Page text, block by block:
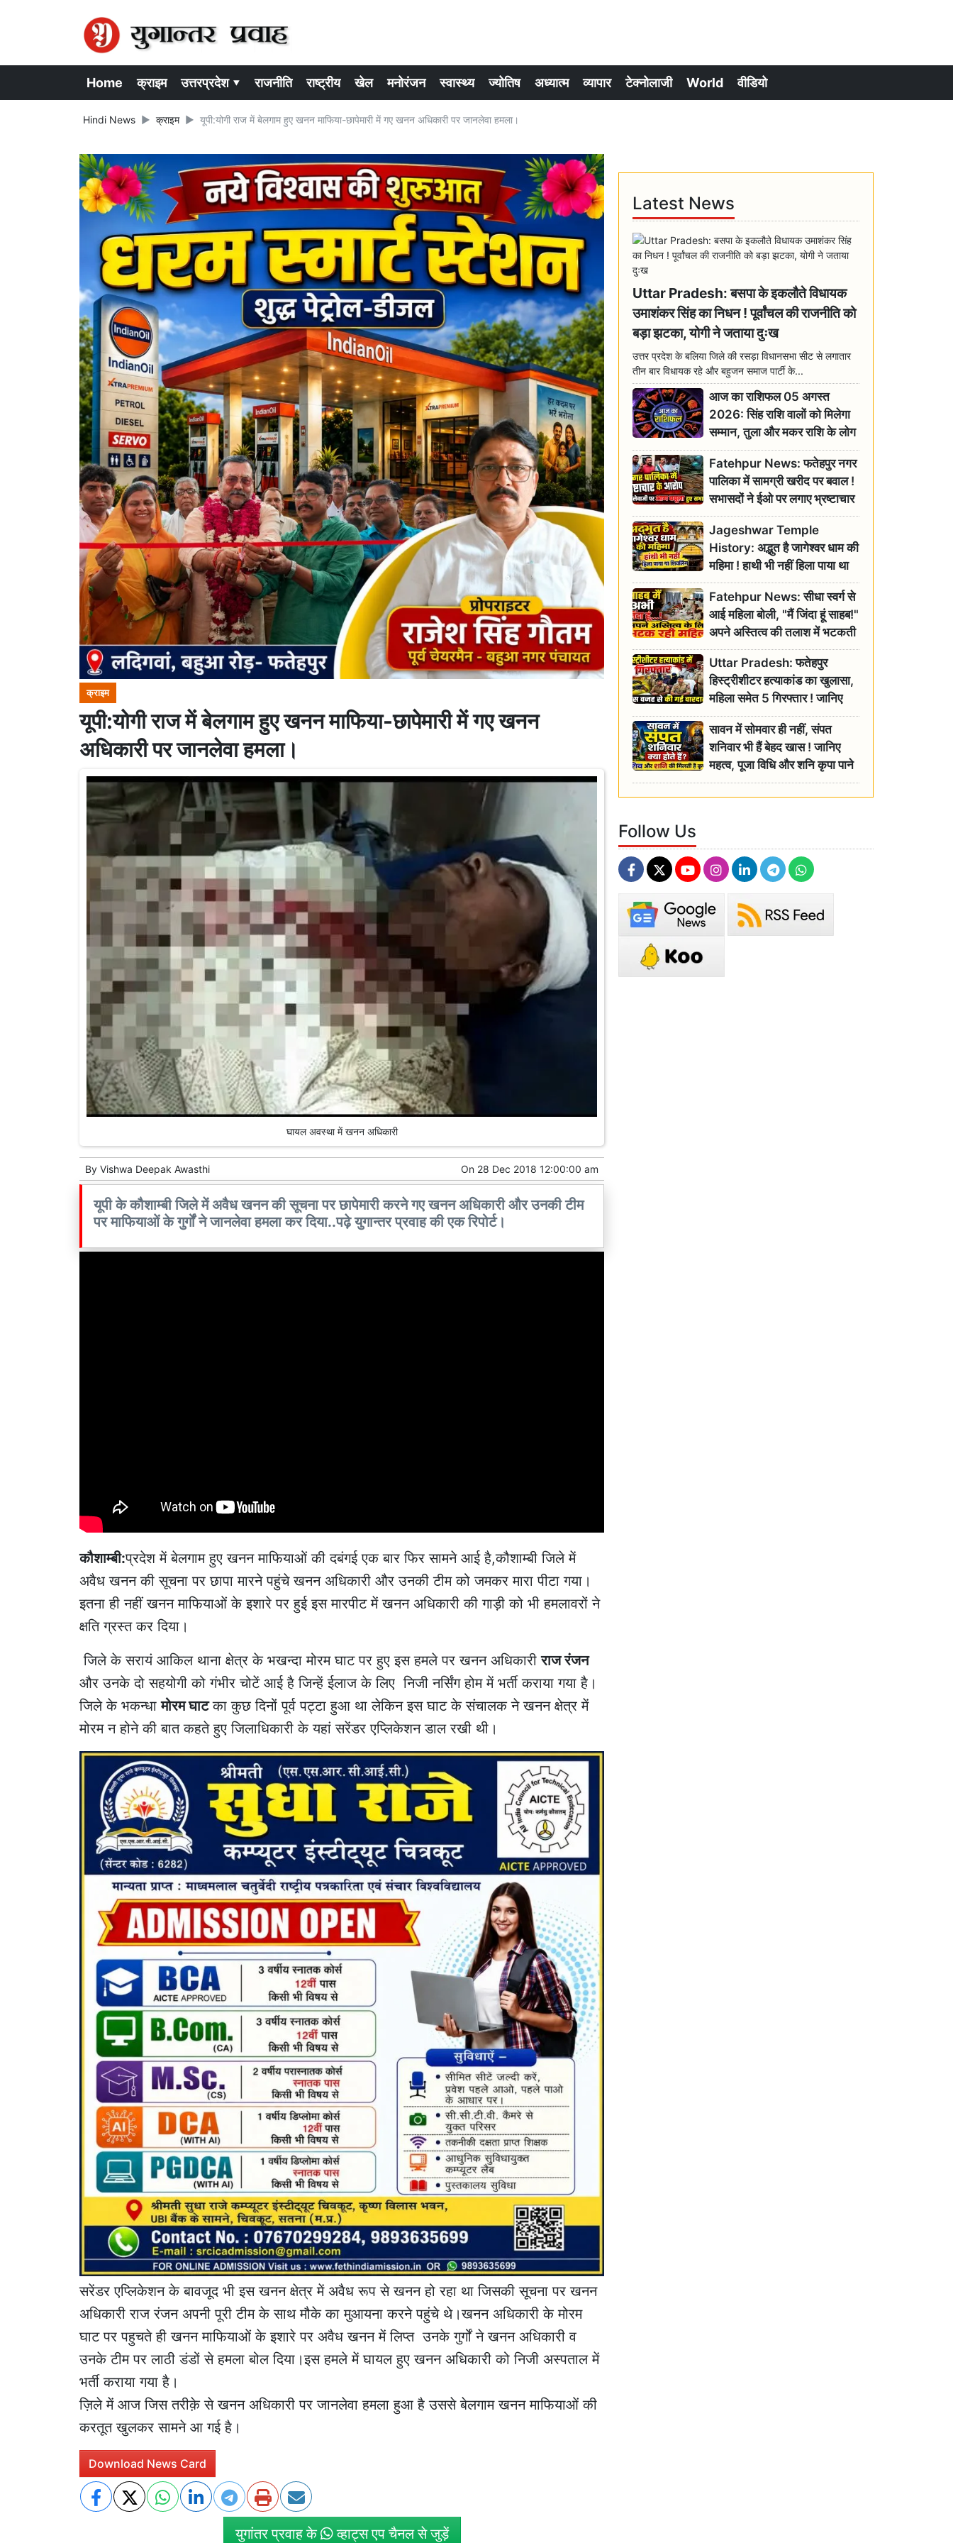
Home क्राइम उत्तरप्रदेश ▾ राजनीति राष्ट्रीय खेल मनोरंजन स्वास्थ्य ज्योतिष अध्यात्म व्यापार टेक्नोलाजी World वीडियो
Hindi News क्राइम यूपी:योगी राज में बेलगाम हुए खनन माफिया-छापेमारी में गए खनन अधिकारी पर जानलेवा हमला।
क्राइम
यूपी:योगी राज में बेलगाम हुए खनन माफिया-छापेमारी में गए खनन
अधिकारी पर जानलेवा हमला।
घायल अवस्था में खनन अधिकारी
By Vishwa Deepak Awasthi On 28 Dec 2018 12:00:00 am
यूपी के कौशाम्बी जिले में अवैध खनन की सूचना पर छापेमारी करने गए खनन अधिकारी और उनकी टीम
पर माफियाओं के गुर्गों ने जानलेवा हमला कर दिया..पढ़े युगान्तर प्रवाह की एक रिपोर्ट।
कौशाम्बी:प्रदेश में बेलगाम हुए खनन माफियाओं की दबंगई एक बार फिर सामने आई है,कौशाम्बी जिले में
अवैध खनन की सूचना पर छापा मारने पहुंचे खनन अधिकारी और उनकी टीम को जमकर मारा पीटा गया।
इतना ही नहीं खनन माफियाओं के इशारे पर हुई इस मारपीट में खनन अधिकारी की गाड़ी को भी हमलावरों ने
क्षति ग्रस्त कर दिया।
जिले के सरायं आकिल थाना क्षेत्र के भखन्दा मोरम घाट पर हुए इस हमले पर खनन अधिकारीराज रंजन
और उनके दो सहयोगी को गंभीर चोटें आई है जिन्हें ईलाज के लिए निजी नर्सिंग होम में भर्ती कराया गया है।
जिले के भकन्धामोरम घाटका कुछ दिनों पूर्व पट्टा हुआ था लेकिन इस घाट के संचालक ने खनन क्षेत्र में
मोरम न होने की बात कहते हुए जिलाधिकारी के यहां सरेंडर एप्लिकेशन डाल रखी थी।
सरेंडर एप्लिकेशन के बावजूद भी इस खनन क्षेत्र में अवैध रूप से खनन हो रहा था जिसकी सूचना पर खनन
अधिकारी राज रंजन अपनी पूरी टीम के साथ मौके का मुआयना करने पहुंचे थे।खनन अधिकारी के मोरम
घाट पर पहुचते ही खनन माफियाओं के इशारे पर अवैध खनन में लिप्त उनके गुर्गों ने खनन अधिकारी व
उनके टीम पर लाठी डंडों से हमला बोल दिया।इस हमले में घायल हुए खनन अधिकारी को निजी अस्पताल में
भर्ती कराया गया है।
ज़िले में आज जिस तरीक़े से खनन अधिकारी पर जानलेवा हमला हुआ है उससे बेलगाम खनन माफियाओं की
करतूत खुलकर सामने आ गई है।
Download News Card
युगांतर प्रवाह के व्हाट्स एप चैनल से जुड़ें
Latest News
Uttar Pradesh: बसपा के इकलौते विधायक
उमाशंकर सिंह का निधन ! पूर्वांचल की राजनीति को
बड़ा झटका, योगी ने जताया दुःख
उत्तर प्रदेश के बलिया जिले की रसड़ा विधानसभा सीट से लगातार
तीन बार विधायक रहे और बहुजन समाज पार्टी के...
आज का राशिफल 05 अगस्त
2026: सिंह राशि वालों को मिलेगा
सम्मान, तुला और मकर राशि के लोग
रहें सतर्क
Fatehpur News: फतेहपुर नगर
पालिका में सामग्री खरीद पर बवाल !
सभासदों ने ईओ पर लगाए भ्रष्टाचार
के गंभीर आरोप
Jageshwar Temple
History: अद्भुत है जागेश्वर धाम की
महिमा ! हाथी भी नहीं हिला पाया था
शिवलिंग, जानिए क्या है इसका
इतिहास
Fatehpur News: सीधा स्वर्ग से
आई महिला बोली, "मैं जिंदा हूं साहब!"
अपने अस्तित्व की तलाश में भटकती
रही बुजुर्ग, एसडीएम ने दिए जांच के
आदेश
Uttar Pradesh: फतेहपुर
हिस्ट्रीशीटर हत्याकांड का खुलासा,
महिला समेत 5 गिरफ्तार ! जानिए
क्या था कनेक्शन?
सावन में सोमवार ही नहीं, संपत
शनिवार भी हैं बेहद खास ! जानिए
महत्व, पूजा विधि और शनि कृपा पाने
के आसान उपाय
Follow Us